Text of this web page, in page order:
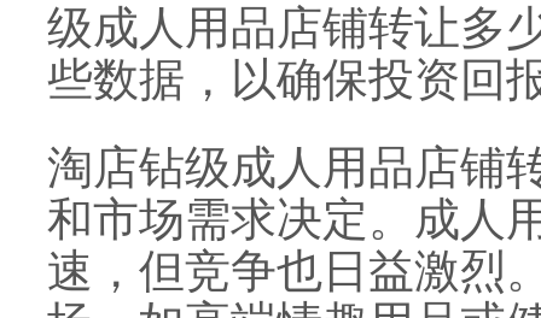
级成人用品店铺转让多
些数据，以确保投资回
淘店钻级成人用品店铺
和市场需求决定。成人
速，但竞争也日益激烈